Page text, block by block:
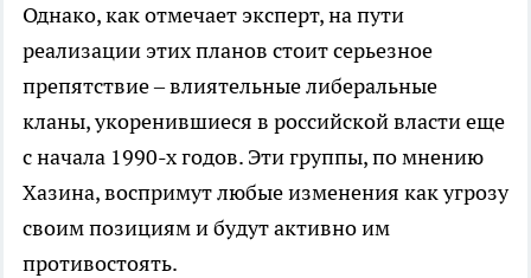
Однако, как отмечает эксперт, на пути
реализации этих планов стоит серьезное
препятствие – влиятельные либеральные
кланы, укоренившиеся в российской власти еще
с начала 1990-х годов. Эти группы, по мнению
Хазина, воспримут любые изменения как угрозу
своим позициям и будут активно им
противостоять.